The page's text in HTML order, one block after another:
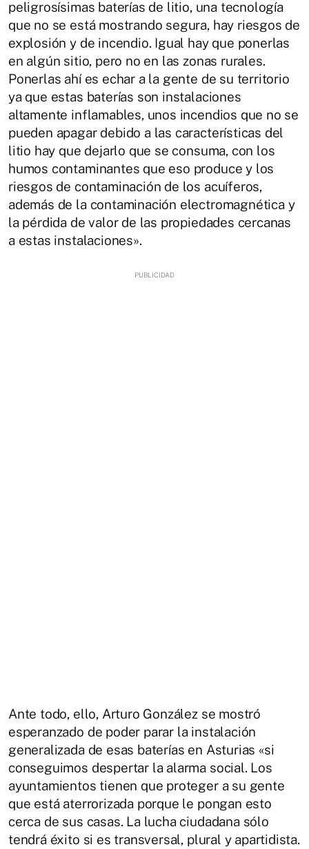
peligrosísimas baterías de litio, una tecnología
que no se está mostrando segura, hay riesgos de
explosión y de incendio. Igual hay que ponerlas
en algún sitio, pero no en las zonas rurales.
Ponerlas ahí es echar a la gente de su territorio
ya que estas baterías son instalaciones
altamente inflamables, unos incendios que no se
pueden apagar debido a las características del
litio hay que dejarlo que se consuma, con los
humos contaminantes que eso produce y los
riesgos de contaminación de los acuíferos,
además de la contaminación electromagnética y
la pérdida de valor de las propiedades cercanas
a estas instalaciones».
Ante todo, ello, Arturo González se mostró
esperanzado de poder parar la instalación
generalizada de esas baterías en Asturias «si
conseguimos despertar la alarma social. Los
ayuntamientos tienen que proteger a su gente
que está aterrorizada porque le pongan esto
cerca de sus casas. La lucha ciudadana sólo
tendrá éxito si es transversal, plural y apartidista.